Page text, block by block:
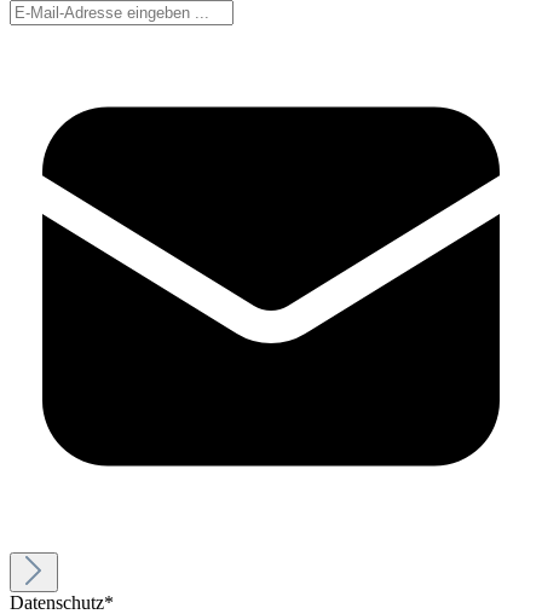
Datenschutz*